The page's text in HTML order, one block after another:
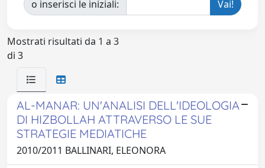
o inserisci le iniziali:
Mostrati risultati da 1 a 3
di 3
AL-MANAR: UN'ANALISI DELL'IDEOLOGIA
DI HIZBOLLAH ATTRAVERSO LE SUE
STRATEGIE MEDIATICHE
2010/2011 BALLINARI, ELEONORA